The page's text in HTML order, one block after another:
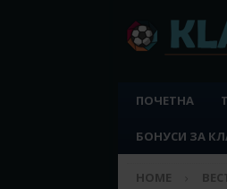
ПОЧЕТНА
БОНУСИ ЗА
HOME